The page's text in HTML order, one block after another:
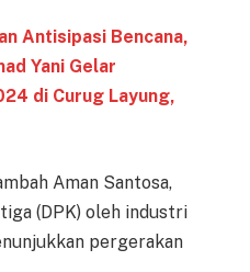
Antisipasi Bencana,
Yani Gelar
di Curug Layung,
Aman Santosa,
(DPK) oleh industri
pergerakan